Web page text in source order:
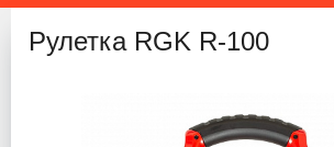
Рулетка RGK R-100